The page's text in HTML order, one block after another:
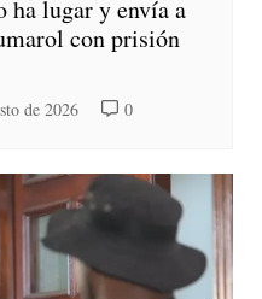
ha lugar y envía a
con prisión
de 2026 0